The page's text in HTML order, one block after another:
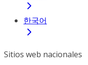
한국어
Sitios web nacionales